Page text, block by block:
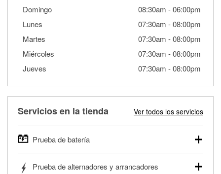
Domingo
08:30am -06:00pm
Lunes
07:30am -08:00pm
Martes
07:30am -08:00pm
Miércoles
07:30am -08:00pm
Jueves
07:30am -08:00pm
Servicios en la tienda Ver todos los servicios
Prueba de batería
autos, camionetas, SUVs, vehículos comerciales y
Prueba de alternadores y arrancadores